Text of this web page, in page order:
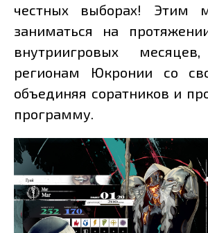
честных выборах!
заниматься на
внутриигровых
регионам Юкронии со
объединяя соратников и
программу.